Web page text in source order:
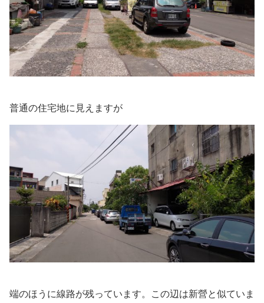
普通の住宅地に見えますが
端のほうに線路が残っています。この辺は新營と似ていま